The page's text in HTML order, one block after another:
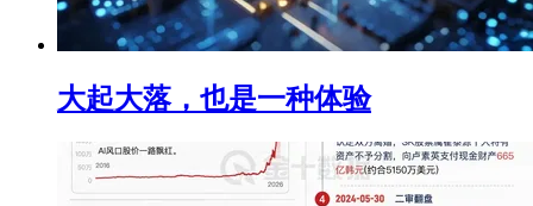
大起大落，也是一种体验